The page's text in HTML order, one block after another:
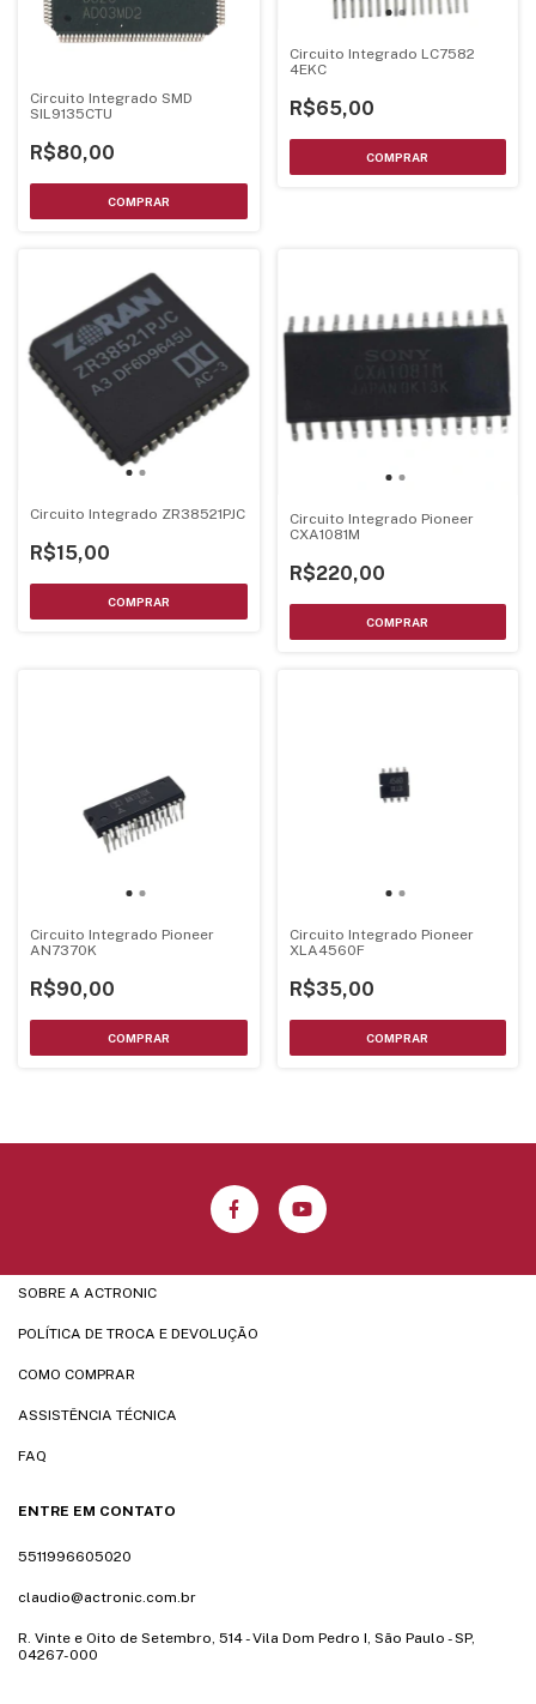
Circuito Integrado SMD
SIL9135CTU
R$80,00
Circuito Integrado LC7582
4EKC
R$65,00
Circuito Integrado ZR38521PJC
R$15,00
Circuito Integrado Pioneer
CXA1081M
R$220,00
Circuito Integrado Pioneer
AN7370K
R$90,00
Circuito Integrado Pioneer
XLA4560F
R$35,00
SOBRE A ACTRONIC
POLÍTICA DE TROCA E DEVOLUÇÃO
COMO COMPRAR
ASSISTÊNCIA TÉCNICA
FAQ
ENTRE EM CONTATO
5511996605020
claudio@actronic.com.br
R. Vinte e Oito de Setembro, 514 - Vila Dom Pedro I, São Paulo - SP,
04267-000